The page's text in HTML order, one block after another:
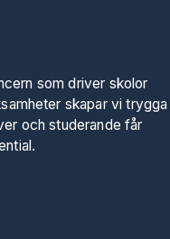
som driver skolor
skapar vi trygga
och studerande får